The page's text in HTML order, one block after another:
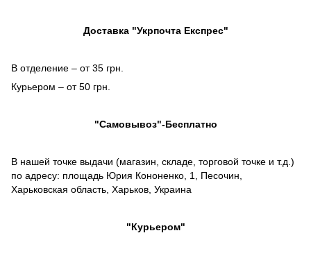
Доставка "Укрпочта Експрес"
В отделение – от 35 грн.
Курьером – от 50 грн.
"Самовывоз"-Бесплатно
В нашей точке выдачи (магазин, складе, торговой точке и т.д.)
по адресу: площадь Юрия Кононенко, 1, Песочин,
Харьковская область, Харьков, Украина
"Курьером"